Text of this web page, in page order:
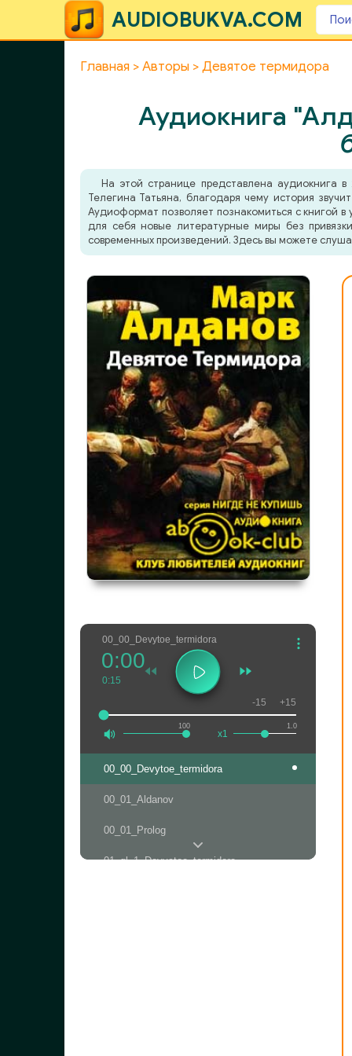
AUDIOBUKVA.COM
Главная Авторы Девятое термидора
Аудиокнига
На этой странице представлена аудиокнига в
Телегина Татьяна, благодаря чему история
Аудиоформат позволяет познакомиться с книгой
для себя новые литературные миры без
современных произведений. Здесь вы можете
00_00_Devytoe_termidora
100
0:00
0:15
1.0
x1
-15 +15
00_00_Devytoe_termidora
00_01_Aldanov
00_01_Prolog
01_gl_1_Devyatoe_termidora